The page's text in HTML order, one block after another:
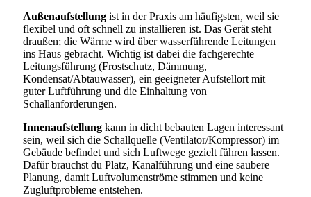
Außenaufstellung ist in der Praxis am häufigsten, weil sie
flexibel und oft schnell zu installieren ist. Das Gerät steht
draußen; die Wärme wird über wasserführende Leitungen
ins Haus gebracht. Wichtig ist dabei die fachgerechte
Leitungsführung (Frostschutz, Dämmung,
Kondensat/Abtauwasser), ein geeigneter Aufstellort mit
guter Luftführung und die Einhaltung von
Schallanforderungen.
Innenaufstellung kann in dicht bebauten Lagen interessant
sein, weil sich die Schallquelle (Ventilator/Kompressor) im
Gebäude befindet und sich Luftwege gezielt führen lassen.
Dafür brauchst du Platz, Kanalführung und eine saubere
Planung, damit Luftvolumenströme stimmen und keine
Zugluftprobleme entstehen.